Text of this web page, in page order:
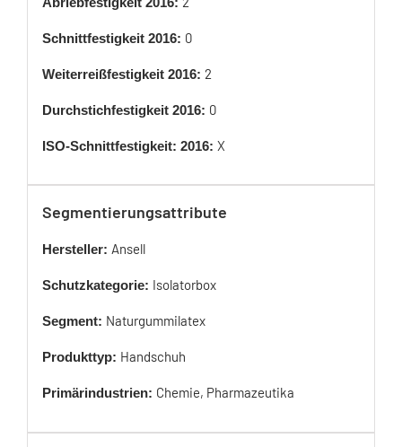
Schnittfestigkeit 2016: 0
Weiterreißfestigkeit 2016: 2
Durchstichfestigkeit 2016: 0
ISO-Schnittfestigkeit: 2016: X
Segmentierungsattribute
Hersteller: Ansell
Schutzkategorie: Isolatorbox
Segment: Naturgummilatex
Produkttyp: Handschuh
Primärindustrien: Chemie, Pharmazeutika